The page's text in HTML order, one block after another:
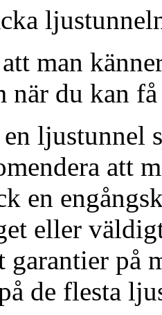
man
när du kan
ljustunnel
att
en
eller
garantier på
de flesta